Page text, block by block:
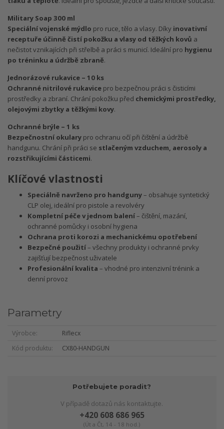
Military Soap 300 ml
Speciální vojenské mýdlo pro ruce, tělo a vlasy. Díky inovativní
receptuře účinně čistí pokožku a vlasy od těžkých kovů a
nečistot vznikajících při střelbě a práci s municí. Ideální pro hygienu
po tréninku a údržbě zbraně.
Jednorázové rukavice – 10 ks
Ochranné nitrilové rukavice pro bezpečnou práci s čisticími
prostředky a zbraní. Chrání pokožku před chemickými prostředky,
olejovými zbytky a těžkými kovy.
Ochranné brýle – 1 ks
Bezpečnostní okulary pro ochranu očí při čištění a údržbě
handgunu. Chrání při práci se stlačeným vzduchem, aerosoly a
rozstřikujícími částicemi.
Klíčové vlastnosti
Speciálně navrženo pro handguny– obsahuje syntetický
CLP olej, ideální pro pistole a revolvéry
Kompletní péče v jednom balení– čištění, mazání,
ochranné pomůcky i osobní hygiena
Ochrana proti korozi a mechanickému opotřebení
Bezpečné použití– všechny produkty i ochranné prvky
zajišťují bezpečnost uživatele
Profesionální kvalita – vhodné pro intenzivní trénink a
denní provoz
Parametry
Výrobce
Riflecx
Kód produktu
CX80-HANDGUN
Potřebujete poradit?
V případě dotazů nás kontaktujte.
+420 608 686 965
(Út a Čt, 14 - 18 hod.)